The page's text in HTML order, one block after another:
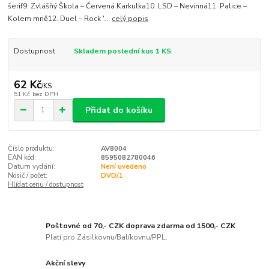
šerif9. Zvlášňý Škola – Červená Karkulka10. LSD – Nevinná11. Palice –
Kolem mně12. Duel – Rock '... celý popis
Dostupnost Skladem poslední kus 1 KS
62 Kč/KS
51 Kč bez DPH
Přidat do košíku
Číslo produktu:
AV8004
EAN kód:
8595082780046
Datum vydání:
Není uvedeno
Nosič / počet:
DVD/1
Hlídat cenu / dostupnost
Poštovné od 70,- CZK doprava zdarma od 1500,- CZK
Platí pro Zásilkovnu/Balíkovnu/PPL.
Akční slevy